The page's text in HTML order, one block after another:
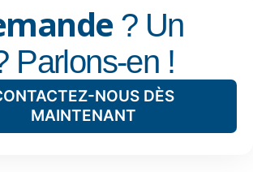
? Un
Parlons-en !
NOUS DÈS
MAINTENANT